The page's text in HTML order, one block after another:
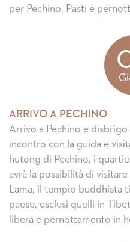
per Pechino. Pasti e
ARRIVO A PECHINO
Arrivo a Pechino e
incontro con la guida e
hutong di Pechino, i
avrà la possibilità di
Lama, il tempio buddhista
paese, esclusi quelli in
libera e pernottamento in